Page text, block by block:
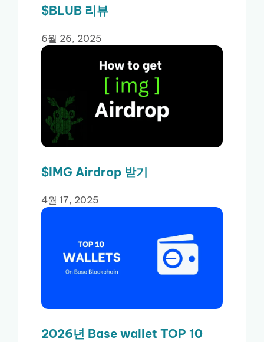
$BLUB 리뷰
6월 26, 2025
$IMG Airdrop 받기
4월 17, 2025
2026년 Base wallet TOP 10